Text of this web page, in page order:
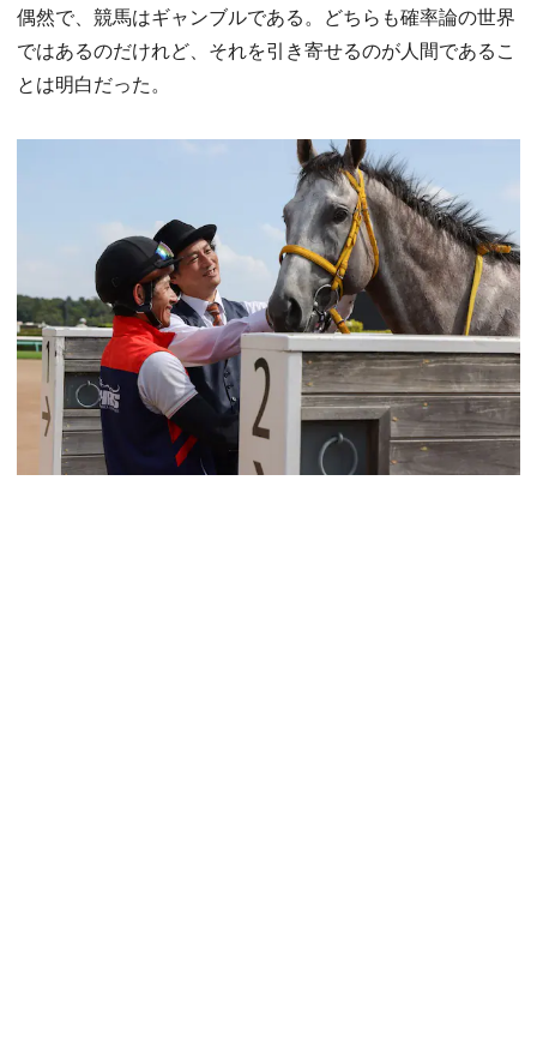
偶然で、競馬はギャンブルである。どちらも確率論の世界
ではあるのだけれど、それを引き寄せるのが人間であるこ
とは明白だった。